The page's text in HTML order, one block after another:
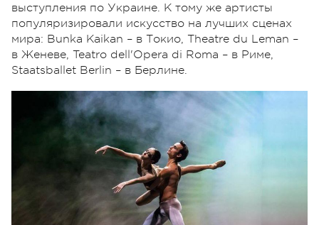
выступления по Украине. К тому же артисты
популяризировали искусство на лучших сценах
мира: Bunka Kaikan – в Токио, Theatre du Leman –
в Женеве, Teatro dell'Opera di Roma – в Риме,
Staatsballet Berlin – в Берлине.